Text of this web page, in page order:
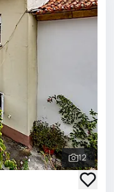
Ver
12